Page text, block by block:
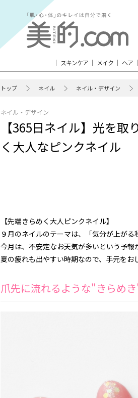
スキンケア メイク ヘア
トップ ネイル ネイル・デザイン
ネイル・デザイン
【365日ネイル】光を
く大人なピンクネイル
【先端きらめく大人ピンクネイル】
９月のネイルのテーマは、「気分が上がる
今月は、不安定なお天気が多いという予報
夏の疲れも出やすい時期なので、手元をお
爪先に流れるような"きらめ